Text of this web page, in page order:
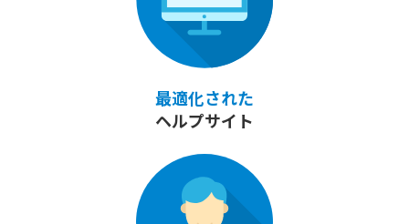
最適化された
ヘルプサイト